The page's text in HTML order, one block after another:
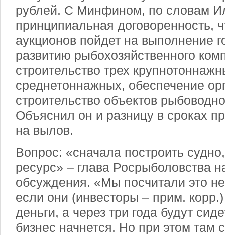
рублей. С Минфином, по словам
принципиальная договоренность,
аукционов пойдет на выполнение
развитию рыбохозяйственного
строительство трех
среднетоннажных, обеспечение
строительство объектов
Объяснил он и разницу в сроках
на вылов.
Вопрос: «сначала построить
ресурс» – глава Росрыболовства
обсуждения. «Мы посчитали это
если они (инвесторы – прим.
деньги, а через три года будут
бизнес начнется. Но при этом там